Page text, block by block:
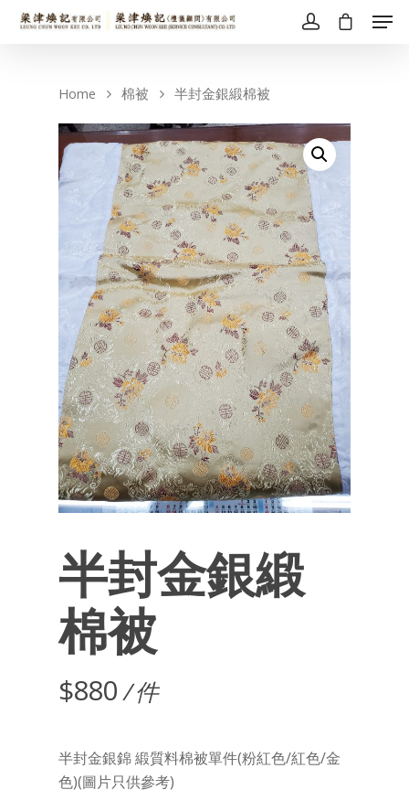
Home 棉被 半封金銀緞棉被
半封金銀緞
棉被
$880/ 件
半封金銀錦 緞質料棉被單件(粉紅色/紅色/金
色)(圖片只供參考)